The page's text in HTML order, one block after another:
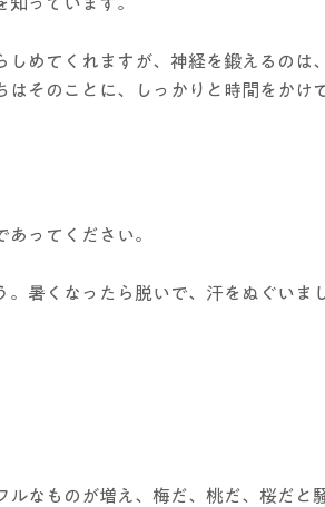
っています。
しめてくれますが、神経を鍛えるのは
はそのことに、しっかりと時間をかけ
ってください。
。暑くなったら脱いで、汗をぬぐいま
ルなものが増え、梅だ、桃だ、桜だと